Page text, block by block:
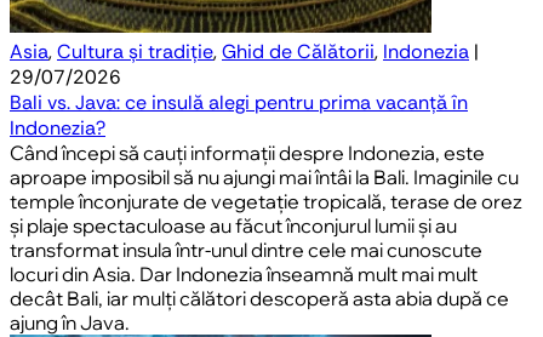
Asia,Cultura și tradiție,Ghid de Călătorii, Indonezia |
29/07/2026
Bali vs. Java: ce insulă alegi pentru prima vacanță în
Indonezia?
Când începi să cauți informații despre Indonezia, este
aproape imposibil să nu ajungi mai întâi la Bali. Imaginile cu
temple înconjurate de vegetație tropicală, terase de orez
și plaje spectaculoase au făcut înconjurul lumii și au
transformat insula într-unul dintre cele mai cunoscute
locuri din Asia. Dar Indonezia înseamnă mult mai mult
decât Bali, iar mulți călători descoperă asta abia după ce
ajung în Java.